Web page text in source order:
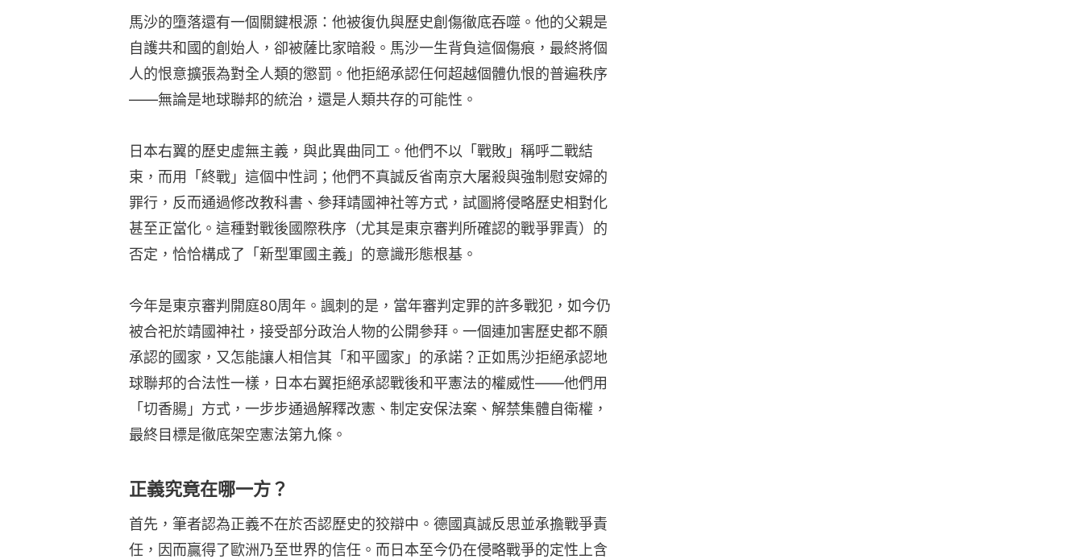
馬沙的墮落還有一個關鍵根源：他被復仇與歷史創傷徹底吞噬。他的父親是
自護共和國的創始人，卻被薩比家暗殺。馬沙一生背負這個傷痕，最終將個
人的恨意擴張為對全人類的懲罰。他拒絕承認任何超越個體仇恨的普遍秩序
——無論是地球聯邦的統治，還是人類共存的可能性。
日本右翼的歷史虛無主義，與此異曲同工。他們不以「戰敗」稱呼二戰結
束，而用「終戰」這個中性詞；他們不真誠反省南京大屠殺與強制慰安婦的
罪行，反而通過修改教科書、參拜靖國神社等方式，試圖將侵略歷史相對化
甚至正當化。這種對戰後國際秩序（尤其是東京審判所確認的戰爭罪責）的
否定，恰恰構成了「新型軍國主義」的意識形態根基。
今年是東京審判開庭80周年。諷刺的是，當年審判定罪的許多戰犯，如今仍
被合祀於靖國神社，接受部分政治人物的公開參拜。一個連加害歷史都不願
承認的國家，又怎能讓人相信其「和平國家」的承諾？正如馬沙拒絕承認地
球聯邦的合法性一樣，日本右翼拒絕承認戰後和平憲法的權威性——他們用
「切香腸」方式，一步步通過解釋改憲、制定安保法案、解禁集體自衛權，
最終目標是徹底架空憲法第九條。
正義究竟在哪一方？
首先，筆者認為正義不在於否認歷史的狡辯中。德國真誠反思並承擔戰爭責
任，因而贏得了歐洲乃至世界的信任。而日本至今仍在侵略戰爭的定性上含